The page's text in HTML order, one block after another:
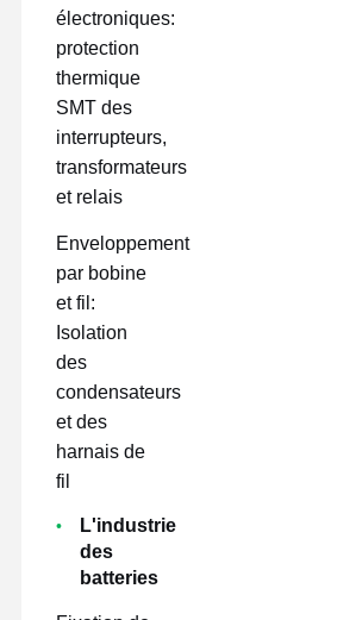
électroniques:
protection
thermique
SMT des
interrupteurs,
transformateurs
et relais
Enveloppement
par bobine
et fil:
Isolation
des
condensateurs
et des
harnais de
fil
L'industrie
des
batteries